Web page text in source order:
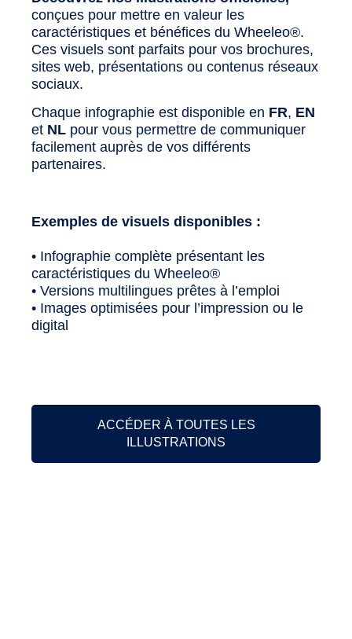
conçues pour mettre en valeur les
caractéristiques et bénéfices du Wheeleo®.
Ces visuels sont parfaits pour vos brochures,
sites web, présentations ou contenus réseaux
sociaux.
Chaque infographie est disponible en FR, EN
et NL pour vous permettre de communiquer
facilement auprès de vos différents
partenaires.
Exemples de visuels disponibles :
• Infographie complète présentant les
caractéristiques du Wheeleo®
• Versions multilingues prêtes à l’emploi
• Images optimisées pour l’impression ou le
digital
ACCÉDER À TOUTES LES
ILLUSTRATIONS